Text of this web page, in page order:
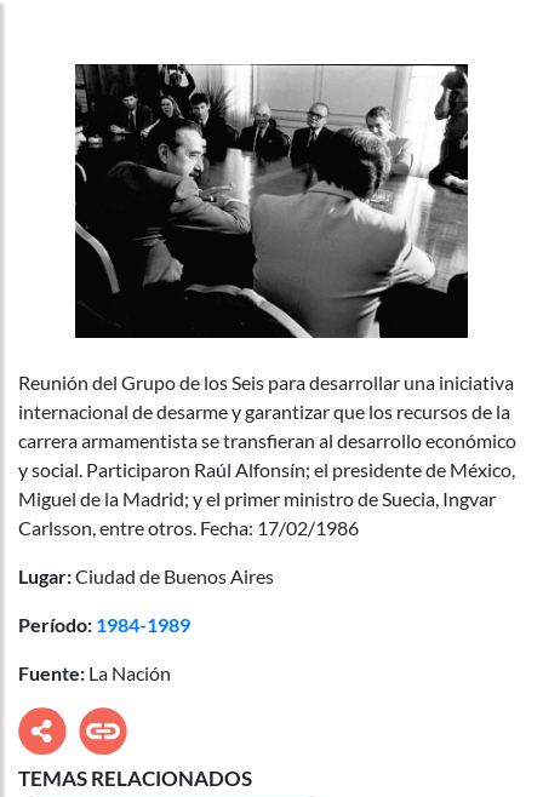
Reunión del Grupo de los Seis para desarrollar una iniciativa
internacional de desarme y garantizar que los recursos de la
carrera armamentista se transfieran al desarrollo económico
y social. Participaron Raúl Alfonsín; el presidente de México,
Miguel de la Madrid; y el primer ministro de Suecia, Ingvar
Carlsson, entre otros. Fecha: 17/02/1986
Lugar:Ciudad de Buenos Aires
Período: 1984-1989
Fuente: La Nación
TEMAS RELACIONADOS